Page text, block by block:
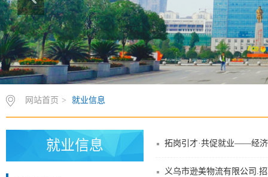
网站首页 > 就业信息
就业信息 拓岗引才·共促就业——经济
义乌市逊美物流有限公司.